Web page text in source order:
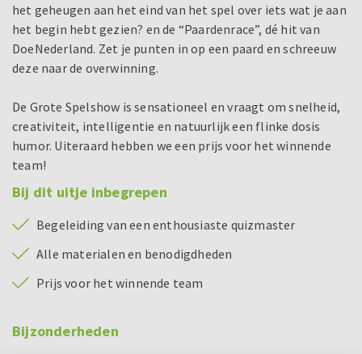
het geheugen aan het eind van het spel over iets wat je aan
het begin hebt gezien? en de “Paardenrace”, dé hit van
DoeNederland. Zet je punten in op een paard en schreeuw
deze naar de overwinning.
De Grote Spelshow is sensationeel en vraagt om snelheid,
creativiteit, intelligentie en natuurlijk een flinke dosis
humor. Uiteraard hebben we een prijs voor het winnende
team!
Bij dit uitje inbegrepen
Begeleiding van een enthousiaste quizmaster
Alle materialen en benodigdheden
Prijs voor het winnende team
Bijzonderheden